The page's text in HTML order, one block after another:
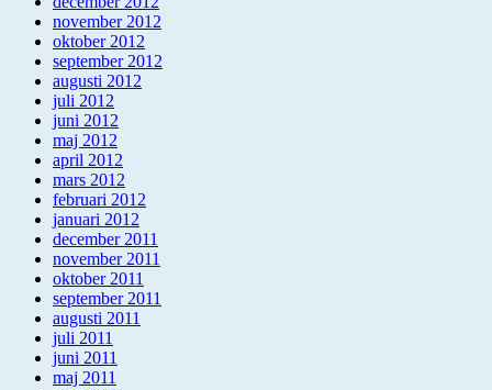
november 2012
oktober 2012
september 2012
augusti 2012
juli 2012
juni 2012
maj 2012
april 2012
mars 2012
februari 2012
januari 2012
december 2011
november 2011
oktober 2011
september 2011
augusti 2011
juli 2011
juni 2011
maj 2011